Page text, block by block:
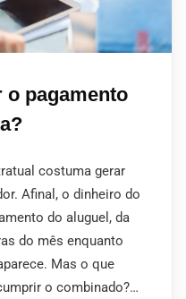
o pagamento
costuma gerar
Afinal, o dinheiro do
do aluguel, da
do mês enquanto
Mas o que
o combinado?…